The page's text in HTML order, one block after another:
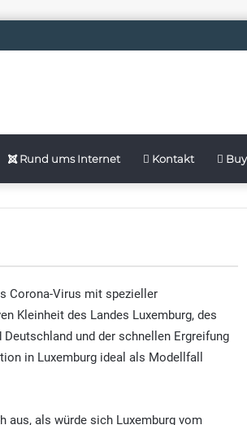
Rund ums Internet Kontakt
Corona-Virus mit spezieller
Kleinheit des Landes Luxemburg, des
und der schnellen Ergreifung
in Luxemburg ideal als Modellfall
aus, als würde sich Luxemburg vom